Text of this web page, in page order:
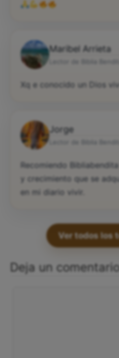
Maribel Arrieta
Xq e conocido un Dios
Jorge
Recomiendo
y crecimiento que se
en mi diario vivir.
Ver todos los
Deja un